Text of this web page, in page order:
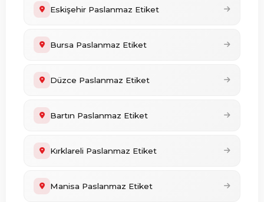
Eskişehir Paslanmaz Etiket
Bursa Paslanmaz Etiket
Düzce Paslanmaz Etiket
Bartın Paslanmaz Etiket
Kırklareli Paslanmaz Etiket
Manisa Paslanmaz Etiket